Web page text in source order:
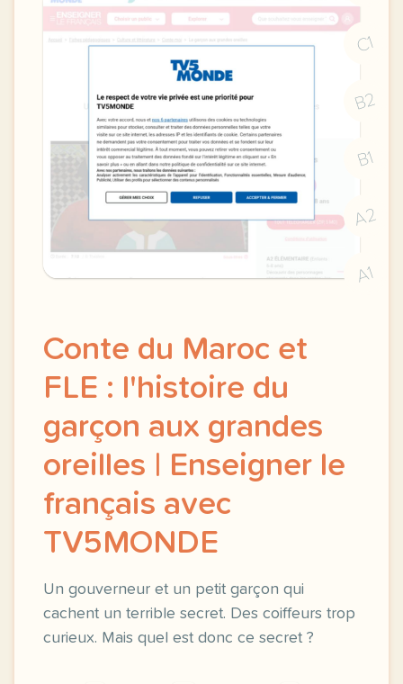
C1
B2
B1
A2
A1
Conte du Maroc et
FLE : l'histoire du
garçon aux grandes
oreilles | Enseigner le
français avec
TV5MONDE
Un gouverneur et un petit garçon qui
cachent un terrible secret. Des coiffeurs trop
curieux. Mais quel est donc ce secret ?